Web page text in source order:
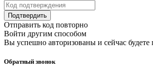
Подтвердить
Отправить код повторно
Войти другим способом
Вы успешно авторизованы и сейчас будете
Обратный звонок